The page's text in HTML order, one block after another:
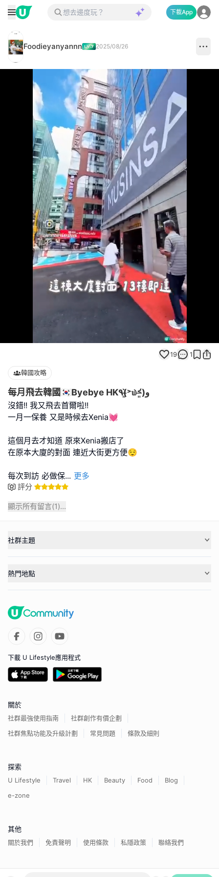
下載App
Foodieyanyannn 2025/08/26
100.00%
19 1
韓國攻略
每月飛去韓國🇰🇷Byebye HK٩(˃̶͈̀௰˂̶͈́)و
沒錯!! 我又飛去首爾啦!!
一月一保養 又是時候去Xenia💓
這個月去才知道 原來Xenia搬店了
在原本大廈的對面 連近大街更方便😌
每次到訪 必做保... 更多
評分
顯示所有留言(1)...
社群主題
熱門地點
下載 U Lifestyle應用程式
關於
社群最強使用指南
社群創作有價企劃
社群焦點功能及升級計劃
常見問題 條款及細則
探索
U Lifestyle Travel HK Beauty Food
Blog
e-zone
其他
關於我們 免責聲明 使用條款 私隱政策 聯絡我們